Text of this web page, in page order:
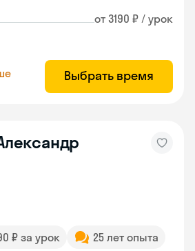
от 3190 ₽ / урок
Выбрать время
₽ за урок
25 лет опыта